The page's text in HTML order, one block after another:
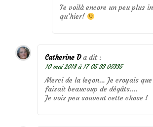
Te voilà encore un peu plus
qu’hier!
Catherine D a dit :
10 mai 2018 à 17 05 33 05335
Merci de la leçon… Je croyais
faisait beaucoup de dégâts….
Je vois peu souvent cette chose !